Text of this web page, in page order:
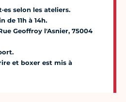
selon les ateliers.
de 11h à 14h.
Geoffroy l'Asnier, 75004
et boxer est mis à